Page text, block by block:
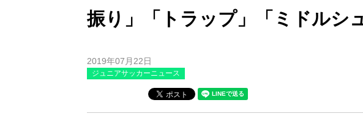
振り」「トラップ」「ミドルシ
2019年07月22日
ジュニアサッカーニュース